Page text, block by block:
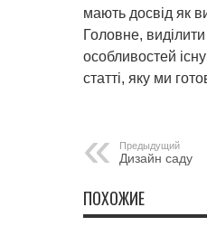
мають досвід як
Головне,
особливостей
статті, яку ми
Предыдущий
Дизайн саду
ПОХОЖИЕ